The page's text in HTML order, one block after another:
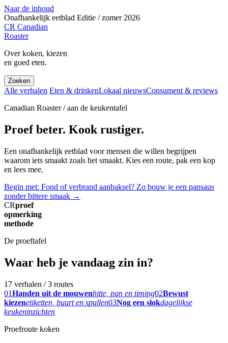
Naar de inhoud
Onafhankelijk eetblad Editie / zomer 2026
CR Canadian
Roaster
Over koken, kiezen
en goed eten.
Zoeken
Alle verhalen Eten & drinkenLokaal nieuwsConsument & reviews
Canadian Roaster / aan de keukentafel
Proef beter. Kook rustiger.
Een onafhankelijk eetblad voor mensen die willen begrijpen
waarom iets smaakt zoals het smaakt. Kies een route, pak een kop
en lees mee.
Begin met: Fond of verbrand aanbaksel? Zo bouw je een pansaus
zonder bittere smaak →
CRproef
opmerking
methode
De proeftafel
Waar heb je vandaag zin in?
17 verhalen / 3 routes
01Handen uit de mouwenhitte, pan en timing02Bewust
kiezenetiketten, buurt en spullen03Nog een slokdagelijkse
keukeninzichten
Proefroute koken